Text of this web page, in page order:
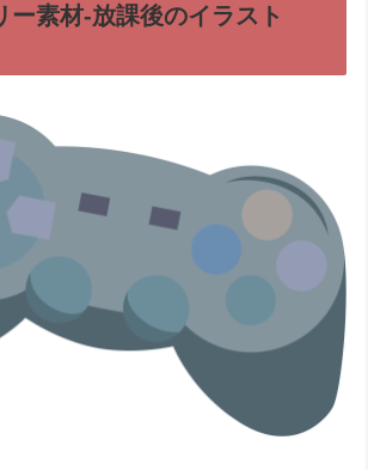
ー素材-放課後のイラスト